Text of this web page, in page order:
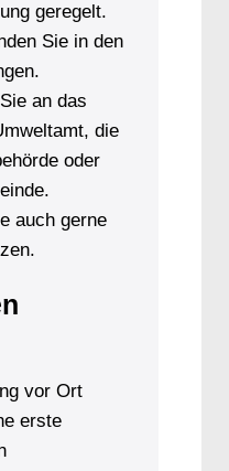
geregelt.
Sie in den
an das
die
oder
auch gerne
vor Ort
erste